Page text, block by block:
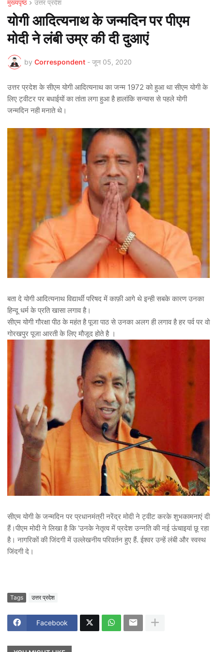
मुख्यपृष्ठ उत्तर प्रदेश
योगी आदित्यनाथ के जन्मदिन पर पीएम
मोदी ने लंबी उम्र की दी दुआएं
by Correspondent - जून 05, 2020
उत्तर प्रदेश के सीएम योगी आदित्यनाथ का जन्म 1972 को हुआ था सीएम योगी के
लिए ट्वीटर पर बधाईयों का तांता लगा हुआ है हालांकि सन्यास से पहले योगी
जन्मदिन नही मनाते थे।
बता दे योगी आदित्यनाथ विद्यार्थी परिषद में काफ़ी आगे थे इन्ही सबके कारण उनका
हिन्दू धर्म के प्रति खासा लगाव है।
सीएम योगी गौरक्षा पीठ के महंत है पूजा पाठ से उनका अलग ही लगाव है हर पर्व पर वो
गोरखपुर पूजा आरती के लिए मौजूद होते है ।
सीएम योगी के जन्मदिन पर प्रधानमंत्री नरेंद्र मोदी ने ट्वीट करके शुभकामनाएं दी
हैं।पीएम मोदी ने लिखा है कि 'उनके नेतृत्व में प्रदेश उन्नति की नई ऊंचाइयां छू रहा
है। नागरिकों की जिंदगी में उल्लेखनीय परिवर्तन हुए हैं. ईश्वर उन्हें लंबी और स्वस्थ
जिंदगी दे।
Tags उत्तर प्रदेश
Facebook